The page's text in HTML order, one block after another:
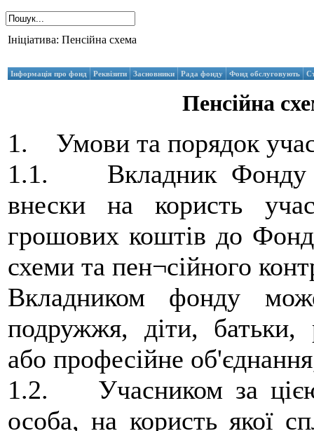
Ініціатива: Пенсійна схема
Інформація про фонд Реквізити Засновники Рада фонду Фонд обслуговують
Пенсійна
1. Умови та порядок
1.1. Вкладник Фонду -
внески на користь
грошових коштів до
схеми та пен¬сійного
Вкладником фонду
подружжя, діти, батьки,
або професійне
1.2. Учасником за
особа, на користь якої